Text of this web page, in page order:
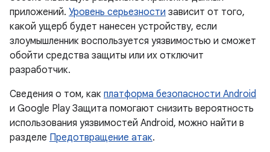
приложений. Уровень серьезности зависит от того,
какой ущерб будет нанесен устройству, если
злоумышленник воспользуется уязвимостью и сможет
обойти средства защиты или их отключит
разработчик.
Сведения о том, как платформа безопасности Android
и Google Play Защита помогают снизить вероятность
использования уязвимостей Android, можно найти в
разделе Предотвращение атак.